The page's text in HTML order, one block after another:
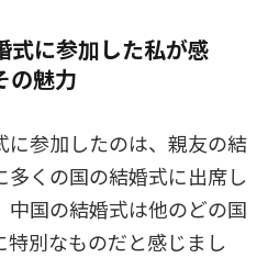
式に参加した私が感
の魅力
に参加したのは、親友の結
くの国の結婚式に出席し
中国の結婚式は他のどの国
別なものだと感じまし